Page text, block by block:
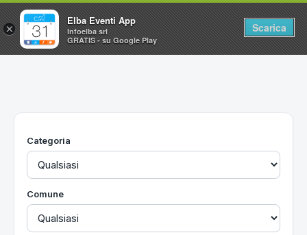
Home
Utilità
Categoria
Comune
×
Elba Eventi App
Infoelba srl
GRATIS - su Google Play
Scarica